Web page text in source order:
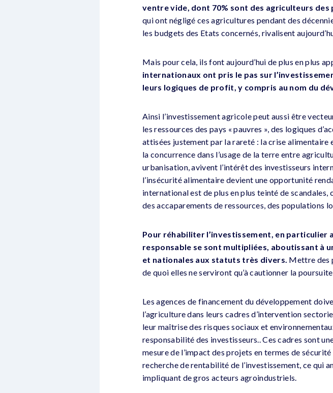
ventre vide, dont 70% sont des agriculteurs des
qui ont négligé ces agricultures pendant des
les budgets des Etats concernés, rivalisent
Mais pour cela, ils font aujourd’hui de plus en plus
internationaux ont pris le pas sur
leurs logiques de profit, y compris au nom du
Ainsi l’investissement agricole peut aussi être
les ressources des pays « pauvres », des logiques
attisées justement par la rareté : la crise alimentaire
la concurrence dans l’usage de la terre entre
urbanisation, avivent l’intérêt des investisseurs
l’insécurité alimentaire devient une opportunité
international est de plus en plus teinté de
des accaparements de ressources, des populations
Pour réhabiliter l’investissement, en particulier
responsable se sont multipliées, aboutissant à
et nationales aux statuts très divers. Mettre des
de quoi elles ne serviront qu’à cautionner la
Les agences de financement du développement
l’agriculture dans leurs cadres d’intervention
leur maîtrise des risques sociaux et
responsabilité des investisseurs.. Ces cadres sont
mesure de l’impact des projets en termes de
recherche de rentabilité de l’investissement, ce qui
impliquant de gros acteurs agroindustriels.